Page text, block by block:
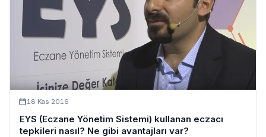
18 Kas 2016
EYS (Eczane Yönetim Sistemi) kullanan eczacı
tepkileri nasıl? Ne gibi avantajları var?